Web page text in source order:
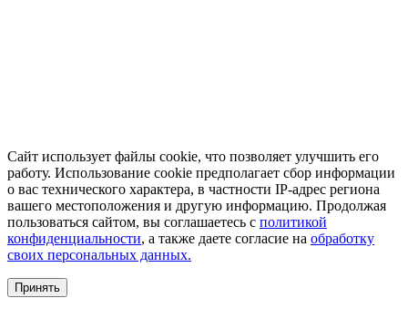
Сайт использует файлы cookie, что позволяет улучшить его
работу. Использование cookie предполагает сбор информации
о вас технического характера, в частности IP-адрес региона
вашего местоположения и другую информацию. Продолжая
пользоваться сайтом, вы соглашаетесь с политикой
конфиденциальности, а также даете согласие на обработку
своих персональных данных.
Принять